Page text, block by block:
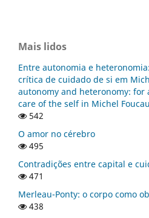
Mais lidos
Entre autonomia e
crítica de cuidado de si em
autonomy and heteronomy: for
care of the self in Michel
542
O amor no cérebro
495
Contradições entre capital e
471
Merleau-Ponty: o corpo como
438